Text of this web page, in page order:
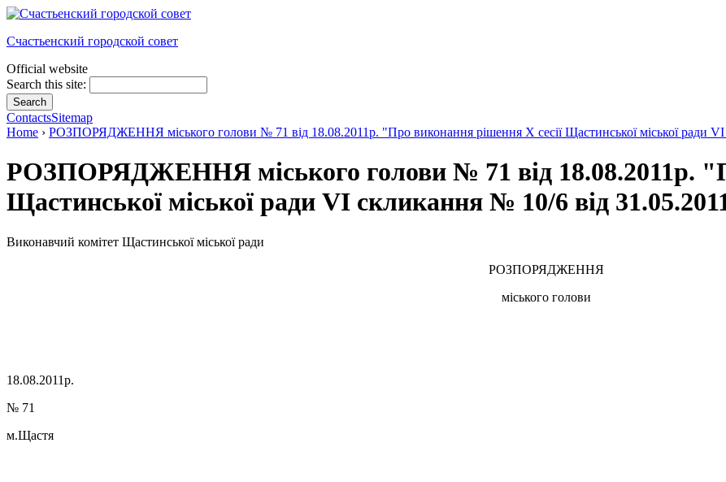
Счастьенский городской совет
Official website
Search this site:
ContactsSitemap
Home › РОЗПОРЯДЖЕННЯ міського голови № 71 від 18.08.2011р. "Про виконання рішення X сесії Щастинської міської ради
РОЗПОРЯДЖЕННЯ міського голови № 71 від 18.08.2011р.
Щастинської міської ради VI скликання № 10/6 від
Виконавчий комітет Щастинської міської ради
РОЗПОРЯДЖЕННЯ
міського голови
18.08.2011р.
№ 71
м.Щастя